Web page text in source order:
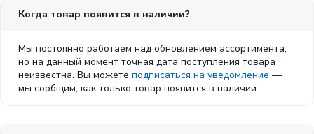
— 600мг, Витамин С — 300мг; Никотиновая кислота —
Витамин В6 — 8,1мг; Витамин В1 — 10мг; Витамин Н —
1,5мг; Фолиевая кислота — 1,5мг; Витамин В12 — 0,1мг;
Холина хлорид — 2500мг; Бета-каротин — 1,5мг; Хелат
цинка аналогичный метионин гидроксилазе — 910мг; Хелат
Когда товар появится в наличии?
Мы постоянно работаем над обновлением ассортимента,
но на данный момент точная дата поступления товара
неизвестна. Вы можете подписаться на уведомление —
мы сообщим, как только товар появится в наличии.